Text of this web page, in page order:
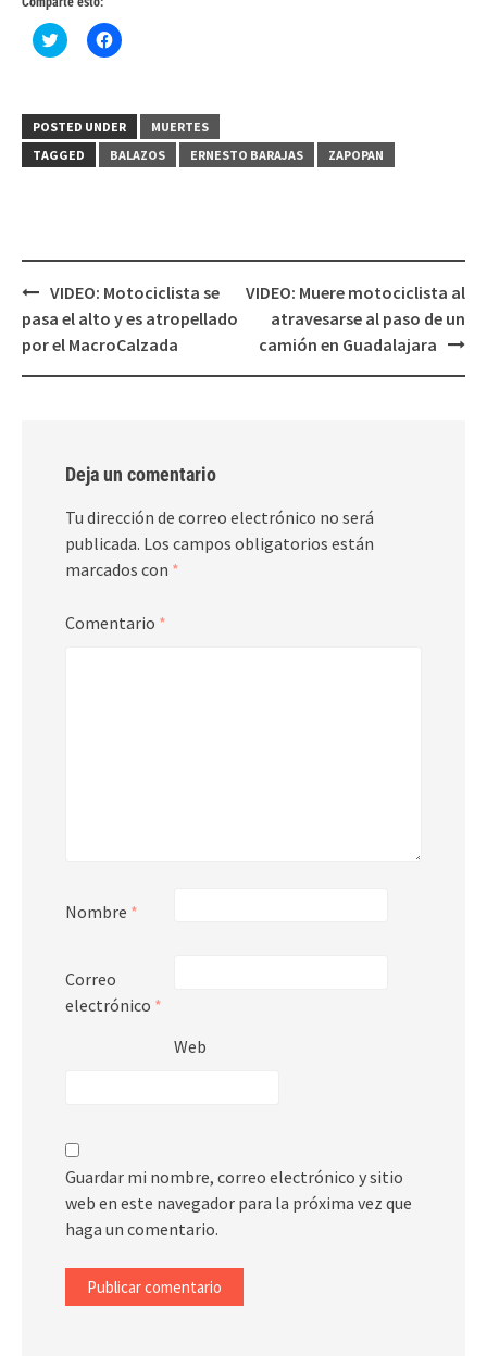
Haz
clic
(Se
abre
en
una
Haz
clic
(Se
abre
en
una
POSTED UNDER
MUERTES
TAGGED
BALAZOS ERNESTO BARAJAS ZAPOPAN
Post
navigation
VIDEO: Motociclista se
pasa el alto y es atropellado
por el MacroCalzada
VIDEO: Muere motociclista al
atravesarse al paso de un
camión en Guadalajara
Deja un comentario
Tu dirección de correo electrónico no será
publicada. Los campos obligatorios están
marcados con *
Comentario *
Nombre *
Correo
electrónico *
Web
Guardar mi nombre, correo electrónico y sitio
web en este navegador para la próxima vez que
haga un comentario.